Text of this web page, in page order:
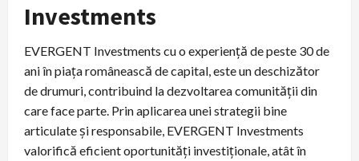
Investments
EVERGENT Investments cu o experiență de peste 30 de
ani în piața românească de capital, este un deschizător
de drumuri, contribuind la dezvoltarea comunității din
care face parte. Prin aplicarea unei strategii bine
articulate şi responsabile, EVERGENT Investments
valorifică eficient oportunități investiționale, atât în